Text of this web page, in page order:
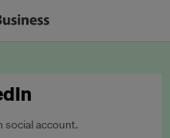
social account.